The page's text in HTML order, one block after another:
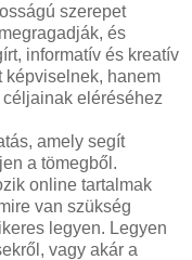
szerepet
és
informatív és kreatív
képviselnek, hanem
eléréséhez
amely segít
a tömegből.
online tartalmak
van szükség
legyen. Legyen
vagy akár a